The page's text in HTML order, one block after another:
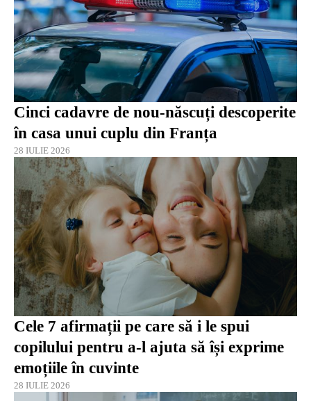
Cinci cadavre de nou-născuți descoperite
în casa unui cuplu din Franța
28 IULIE 2026
Cele 7 afirmații pe care să i le spui
copilului pentru a-l ajuta să își exprime
emoțiile în cuvinte
28 IULIE 2026